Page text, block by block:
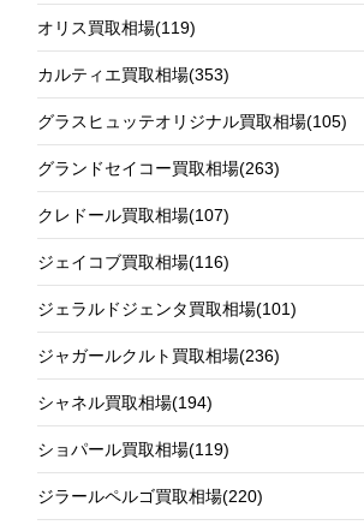
オリス買取相場(119)
カルティエ買取相場(353)
グラスヒュッテオリジナル買取相場(105)
グランドセイコー買取相場(263)
クレドール買取相場(107)
ジェイコブ買取相場(116)
ジェラルドジェンタ買取相場(101)
ジャガールクルト買取相場(236)
シャネル買取相場(194)
ショパール買取相場(119)
ジラールペルゴ買取相場(220)